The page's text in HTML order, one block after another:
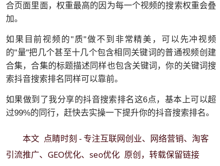
合页面里面，权重最高的因为每一个视频的搜索权重会叠
加。
如果目前视频的"质"做不到非常精美，可以先冲视频
的"量"把几个甚至十几个包含相同关键词的普通视频创建
合集，合集的标题描述同样也包含关键词，你的关键词搜
索抖音搜索排名同样可以靠前。
如果做到了我分享的抖音搜索排名这6点，基本上可以超
过99%的同行，赶快去实操一下提升你的抖音搜索排名。
本文 点睛时刻 - 专注互联网创业、网络营销、淘客
引流推广、GEO优化、seo优化 原创，转载保留链接